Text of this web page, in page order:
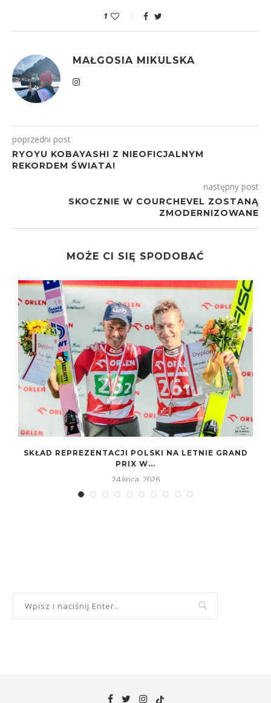
1
MAŁGOSIA MIKULSKA
poprzedni post
RYOYU KOBAYASHI Z NIEOFICJALNYM
REKORDEM ŚWIATA!
następny post
SKOCZNIE W COURCHEVEL ZOSTANĄ
ZMODERNIZOWANE
MOŻE CI SIĘ SPODOBAĆ
SKŁAD REPREZENTACJI POLSKI NA LETNIE GRAND
PRIX W...
24 lipca, 2026